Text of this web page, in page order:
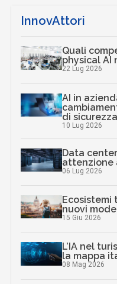
InnovAttori
Quali
physical AI
22 Lug 2026
AI in
di sicurezza
10 Lug 2026
Data
attenzione
06 Lug 2026
Ecosistemi
nuovi
15 Giu 2026
L’IA nel
la mappa
08 Mag 2026